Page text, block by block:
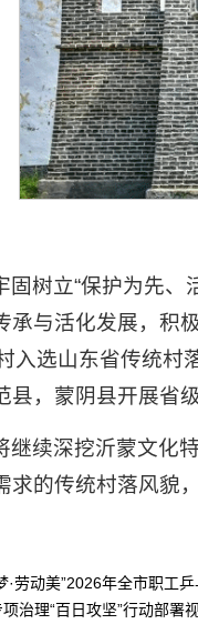
固树立“保护为先
承与活化发展，积
入选山东省传统
县，蒙阴县开展省
继续深挖沂蒙文化
求的传统村落风貌
·劳动美”2026年全市职工
治理“百日攻坚”行动部署